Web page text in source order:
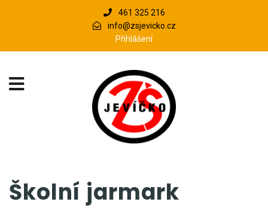
461 325 216
info@zsjevicko.cz
Přihlášení
Školní jarmark